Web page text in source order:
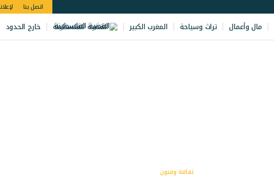
اتصل بنا
مال وأعمال تراث وسياحة المغرب الكبير القضية الفلسطينة خارج الحدود
ثقافة وفنون